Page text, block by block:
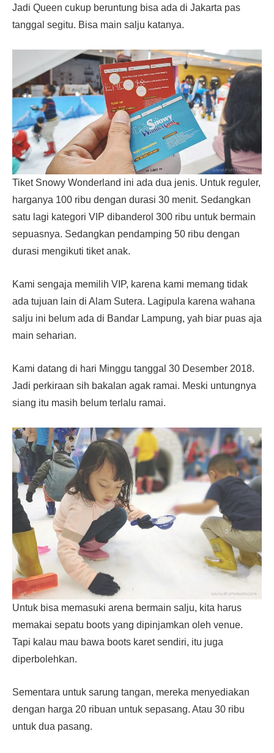
Jadi Queen cukup beruntung bisa ada di Jakarta pas
tanggal segitu. Bisa main salju katanya.
Tiket Snowy Wonderland ini ada dua jenis. Untuk reguler,
harganya 100 ribu dengan durasi 30 menit. Sedangkan
satu lagi kategori VIP dibanderol 300 ribu untuk bermain
sepuasnya. Sedangkan pendamping 50 ribu dengan
durasi mengikuti tiket anak.
Kami sengaja memilih VIP, karena kami memang tidak
ada tujuan lain di Alam Sutera. Lagipula karena wahana
salju ini belum ada di Bandar Lampung, yah biar puas aja
main seharian.
Kami datang di hari Minggu tanggal 30 Desember 2018.
Jadi perkiraan sih bakalan agak ramai. Meski untungnya
siang itu masih belum terlalu ramai.
Untuk bisa memasuki arena bermain salju, kita harus
memakai sepatu boots yang dipinjamkan oleh venue.
Tapi kalau mau bawa boots karet sendiri, itu juga
diperbolehkan.
Sementara untuk sarung tangan, mereka menyediakan
dengan harga 20 ribuan untuk sepasang. Atau 30 ribu
untuk dua pasang.